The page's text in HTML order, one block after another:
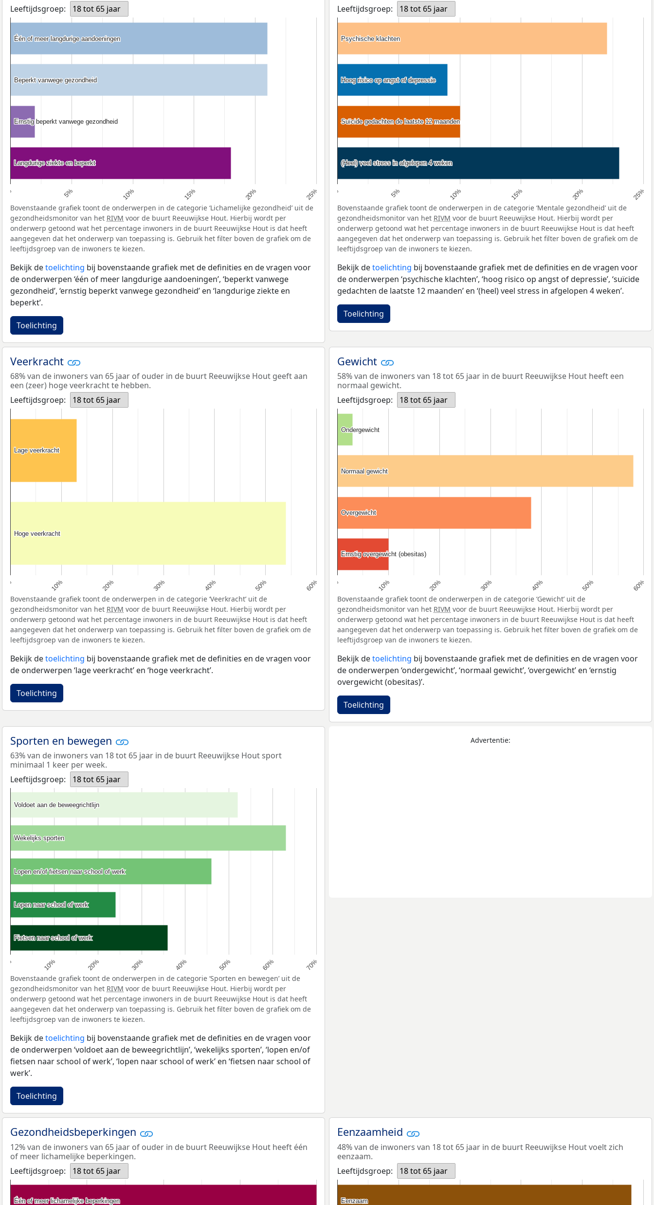
Leeftijdsgroep:
18 tot 65 jaar
0% 5% 10% 15% 20% 25%
Één of meer langdurige aandoeningen
Één of meer langdurige aandoeningen
Beperkt vanwege gezondheid
Beperkt vanwege gezondheid
Ernstig beperkt vanwege gezondheid
Ernstig beperkt vanwege gezondheid
Langdurige ziekte en beperkt
Langdurige ziekte en beperkt
Bovenstaande grafiek toont de onderwerpen in de categorie ‘Lichamelijke gezondheid’ uit de
gezondheidsmonitor van het RIVM voor de buurt Reeuwijkse Hout. Hierbij wordt per
onderwerp getoond wat het percentage inwoners in de buurt Reeuwijkse Hout is dat heeft
aangegeven dat het onderwerp van toepassing is. Gebruik het filter boven de grafiek om de
leeftijdsgroep van de inwoners te kiezen.
Bekijk detoelichting bij bovenstaande grafiek met de definities en de vragen voor
de onderwerpen ‘één of meer langdurige aandoeningen’, ‘beperkt vanwege
gezondheid’, ‘ernstig beperkt vanwege gezondheid’ en ‘langdurige ziekte en
beperkt’.
Toelichting
Leeftijdsgroep:
18 tot 65 jaar
0% 5% 10% 15% 20% 25%
Psychische klachten
Psychische klachten
Hoog risico op angst of depressie
Hoog risico op angst of depressie
Suïcide gedachten de laatste 12 maanden
Suïcide gedachten de laatste 12 maanden
(Heel) veel stress in afgelopen 4 weken
(Heel) veel stress in afgelopen 4 weken
Bovenstaande grafiek toont de onderwerpen in de categorie ‘Mentale gezondheid’ uit de
gezondheidsmonitor van het RIVM voor de buurt Reeuwijkse Hout. Hierbij wordt per
onderwerp getoond wat het percentage inwoners in de buurt Reeuwijkse Hout is dat heeft
aangegeven dat het onderwerp van toepassing is. Gebruik het filter boven de grafiek om de
leeftijdsgroep van de inwoners te kiezen.
Bekijk detoelichting bij bovenstaande grafiek met de definities en de vragen voor
de onderwerpen ‘psychische klachten’, ‘hoog risico op angst of depressie’, ‘suïcide
gedachten de laatste 12 maanden’ en ‘(heel) veel stress in afgelopen 4 weken’.
Toelichting
Veerkracht
68% van de inwoners van 65 jaar of ouder in de buurt Reeuwijkse Hout geeft aan
een (zeer) hoge veerkracht te hebben.
Leeftijdsgroep:
18 tot 65 jaar
0% 10% 20% 30% 40% 50% 60%
Lage veerkracht
Lage veerkracht
Hoge veerkracht
Hoge veerkracht
Bovenstaande grafiek toont de onderwerpen in de categorie ‘Veerkracht’ uit de
gezondheidsmonitor van het RIVM voor de buurt Reeuwijkse Hout. Hierbij wordt per
onderwerp getoond wat het percentage inwoners in de buurt Reeuwijkse Hout is dat heeft
aangegeven dat het onderwerp van toepassing is. Gebruik het filter boven de grafiek om de
leeftijdsgroep van de inwoners te kiezen.
Bekijk detoelichting bij bovenstaande grafiek met de definities en de vragen voor
de onderwerpen ‘lage veerkracht’ en ‘hoge veerkracht’.
Toelichting
Gewicht
58% van de inwoners van 18 tot 65 jaar in de buurt Reeuwijkse Hout heeft een
normaal gewicht.
Leeftijdsgroep:
18 tot 65 jaar
0% 10% 20% 30% 40% 50% 60%
Ondergewicht
Ondergewicht
Normaal gewicht
Normaal gewicht
Overgewicht
Overgewicht
Ernstig overgewicht (obesitas)
Ernstig overgewicht (obesitas)
Bovenstaande grafiek toont de onderwerpen in de categorie ‘Gewicht’ uit de
gezondheidsmonitor van het RIVM voor de buurt Reeuwijkse Hout. Hierbij wordt per
onderwerp getoond wat het percentage inwoners in de buurt Reeuwijkse Hout is dat heeft
aangegeven dat het onderwerp van toepassing is. Gebruik het filter boven de grafiek om de
leeftijdsgroep van de inwoners te kiezen.
Bekijk detoelichting bij bovenstaande grafiek met de definities en de vragen voor
de onderwerpen ‘ondergewicht’, ‘normaal gewicht’, ‘overgewicht’ en ‘ernstig
overgewicht (obesitas)’.
Toelichting
Sporten en bewegen
63% van de inwoners van 18 tot 65 jaar in de buurt Reeuwijkse Hout sport
minimaal 1 keer per week.
Leeftijdsgroep:
18 tot 65 jaar
0% 10% 20% 30% 40% 50% 60% 70%
Voldoet aan de beweegrichtlijn
Voldoet aan de beweegrichtlijn
Wekelijks sporten
Wekelijks sporten
Lopen en/of fietsen naar school of werk
Lopen en/of fietsen naar school of werk
Lopen naar school of werk
Lopen naar school of werk
Fietsen naar school of werk
Fietsen naar school of werk
Bovenstaande grafiek toont de onderwerpen in de categorie ‘Sporten en bewegen’ uit de
gezondheidsmonitor van het RIVM voor de buurt Reeuwijkse Hout. Hierbij wordt per
onderwerp getoond wat het percentage inwoners in de buurt Reeuwijkse Hout is dat heeft
aangegeven dat het onderwerp van toepassing is. Gebruik het filter boven de grafiek om de
leeftijdsgroep van de inwoners te kiezen.
Bekijk detoelichting bij bovenstaande grafiek met de definities en de vragen voor
de onderwerpen ‘voldoet aan de beweegrichtlijn’, ‘wekelijks sporten’, ‘lopen en/of
fietsen naar school of werk’, ‘lopen naar school of werk’ en ‘fietsen naar school of
werk’.
Toelichting
Advertentie:
Gezondheidsbeperkingen
12% van de inwoners van 65 jaar of ouder in de buurt Reeuwijkse Hout heeft één
of meer lichamelijke beperkingen.
Leeftijdsgroep:
18 tot 65 jaar
Één of meer lichamelijke beperkingen
Één of meer lichamelijke beperkingen
Eenzaamheid
48% van de inwoners van 18 tot 65 jaar in de buurt Reeuwijkse Hout voelt zich
eenzaam.
Leeftijdsgroep:
18 tot 65 jaar
Eenzaam
Eenzaam